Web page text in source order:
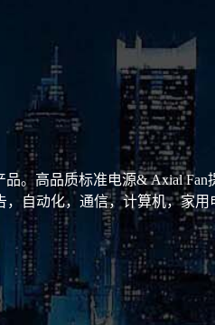
。高品质标准电源& Axial Fan
自动化，通信，计算机，家